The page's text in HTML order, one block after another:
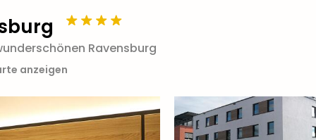
Ravensburg
anzeigen